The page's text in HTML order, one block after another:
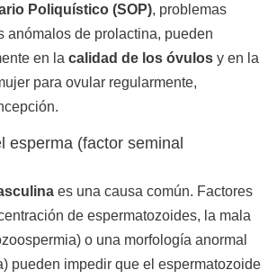
Poliquístico (SOP), problemas
anómalos de prolactina, pueden
en la calidad de los óvulos y en la
para ovular regularmente,
esperma (factor seminal
es una causa común. Factores
de espermatozoides, la mala
o una morfología anormal
pueden impedir que el espermatozoide